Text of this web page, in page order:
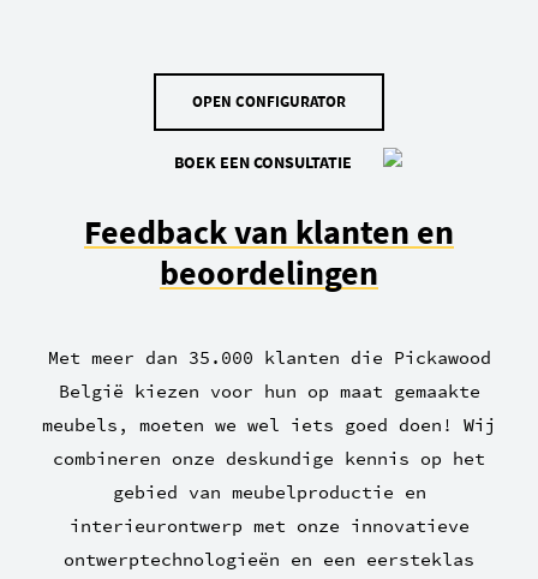
OPEN CONFIGURATOR
BOEK EEN CONSULTATIE
Feedback van klanten en
beoordelingen
Met meer dan 35.000 klanten die Pickawood
België kiezen voor hun op maat gemaakte
meubels, moeten we wel iets goed doen! Wij
combineren onze deskundige kennis op het
gebied van meubelproductie en
interieurontwerp met onze innovatieve
ontwerptechnologieën en een eersteklas